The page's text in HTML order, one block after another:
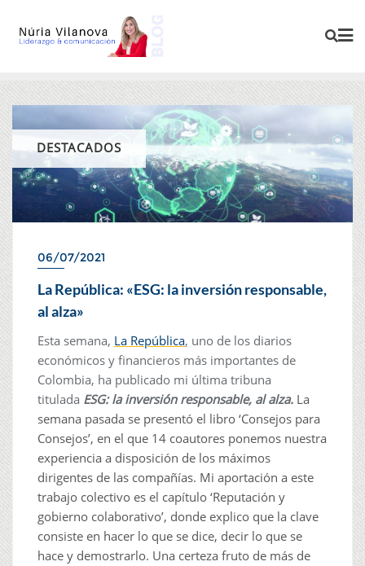
DESTACADOS
06/07/2021
La República: «ESG: la inversión responsable,
al alza»
Esta semana, La República, uno de los diarios
económicos y financieros más importantes de
Colombia, ha publicado mi última tribuna
titulada ESG: la inversión responsable, al alza. La
semana pasada se presentó el libro ‘Consejos para
Consejos’, en el que 14 coautores ponemos nuestra
experiencia a disposición de los máximos
dirigentes de las compañías. Mi aportación a este
trabajo colectivo es el capítulo ‘Reputación y
gobierno colaborativo’, donde explico que la clave
consiste en hacer lo que se dice, decir lo que se
hace y demostrarlo. Una certeza fruto de más de